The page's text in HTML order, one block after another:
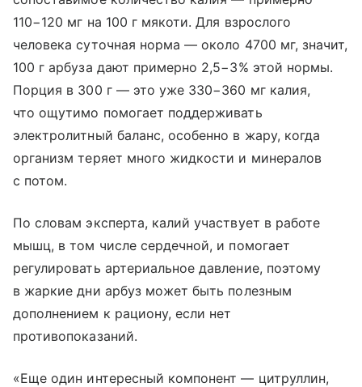
110−120 мг на 100 г мякоти. Для взрослого
человека суточная норма — около 4700 мг, значит,
100 г арбуза дают примерно 2,5−3% этой нормы.
Порция в 300 г — это уже 330−360 мг калия,
что ощутимо помогает поддерживать
электролитный баланс, особенно в жару, когда
организм теряет много жидкости и минералов
с потом.
По словам эксперта, калий участвует в работе
мышц, в том числе сердечной, и помогает
регулировать артериальное давление, поэтому
в жаркие дни арбуз может быть полезным
дополнением к рациону, если нет
противопоказаний.
«Еще один интересный компонент — цитруллин,